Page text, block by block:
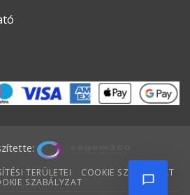
TERÜLETEI
COOKIE SZABÁLYZAT
SZABÁLYZAT